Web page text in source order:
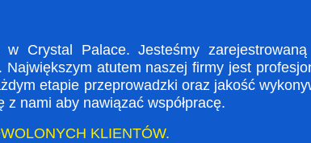
w Crystal Palace. Jesteśmy
Największym atutem naszej firmy jest
etapie przeprowadzki oraz jakość
nami aby nawiązać współpracę.
KLIENTÓW.